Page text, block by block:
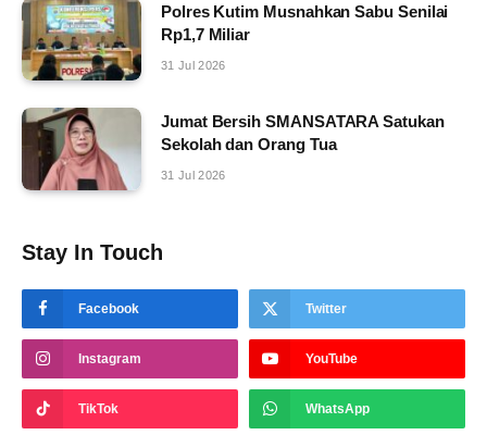
Polres Kutim Musnahkan Sabu Senilai
Rp1,7 Miliar
31 Jul 2026
Jumat Bersih SMANSATARA Satukan
Sekolah dan Orang Tua
31 Jul 2026
Stay In Touch
Facebook Twitter
Instagram YouTube
TikTok WhatsApp